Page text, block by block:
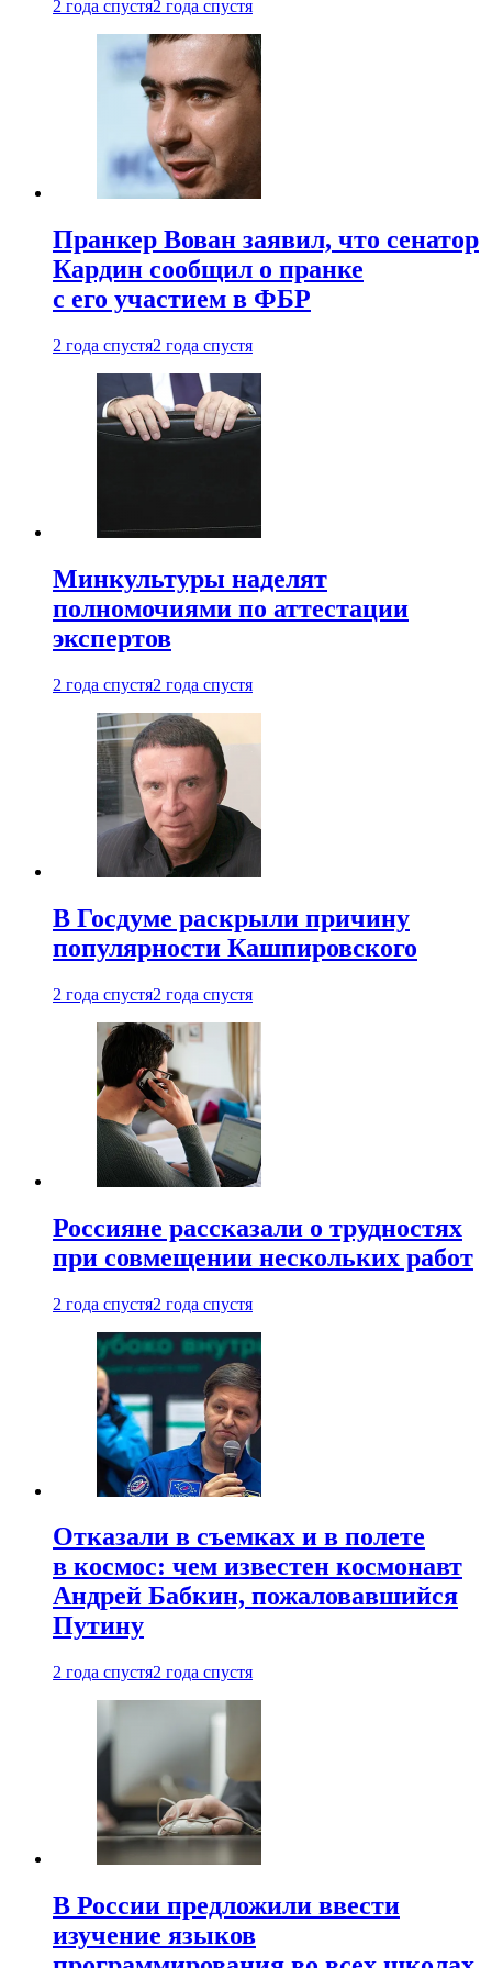
2 года спустя2 года спустя
Пранкер Вован заявил, что сенатор
Кардин сообщил о пранке
с его участием в ФБР
2 года спустя2 года спустя
Минкультуры наделят
полномочиями по аттестации
экспертов
2 года спустя2 года спустя
В Госдуме раскрыли причину
популярности Кашпировского
2 года спустя2 года спустя
Россияне рассказали о трудностях
при совмещении нескольких работ
2 года спустя2 года спустя
Отказали в съемках и в полете
в космос: чем известен космонавт
Андрей Бабкин, пожаловавшийся
Путину
2 года спустя2 года спустя
В России предложили ввести
изучение языков